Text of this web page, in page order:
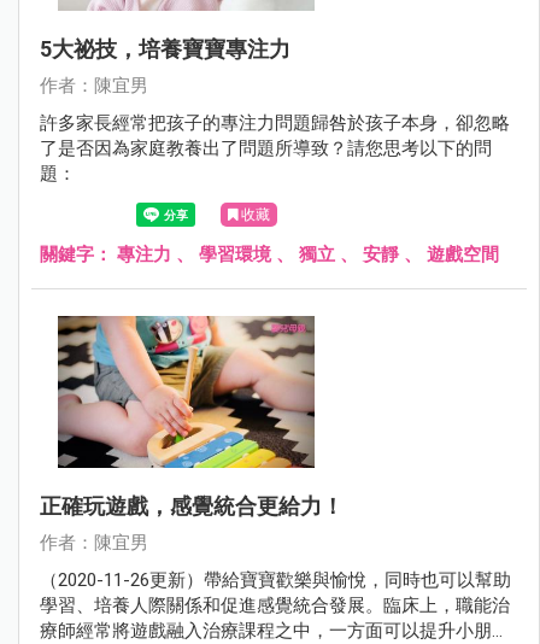
5大祕技，培養寶寶專注力
作者：陳宜男
許多家長經常把孩子的專注力問題歸咎於孩子本身，卻忽略
了是否因為家庭教養出了問題所導致？請您思考以下的問
題：
收藏
關鍵字： 專注力 、 學習環境、 獨立 、 安靜 、 遊戲空間
正確玩遊戲，感覺統合更給力！
作者：陳宜男
（2020-11-26更新）帶給寶寶歡樂與愉悅，同時也可以幫助
學習、培養人際關係和促進感覺統合發展。臨床上，職能治
療師經常將遊戲融入治療課程之中，一方面可以提升小朋友